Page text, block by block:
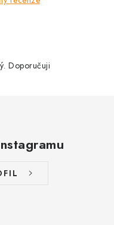
Doporučuji